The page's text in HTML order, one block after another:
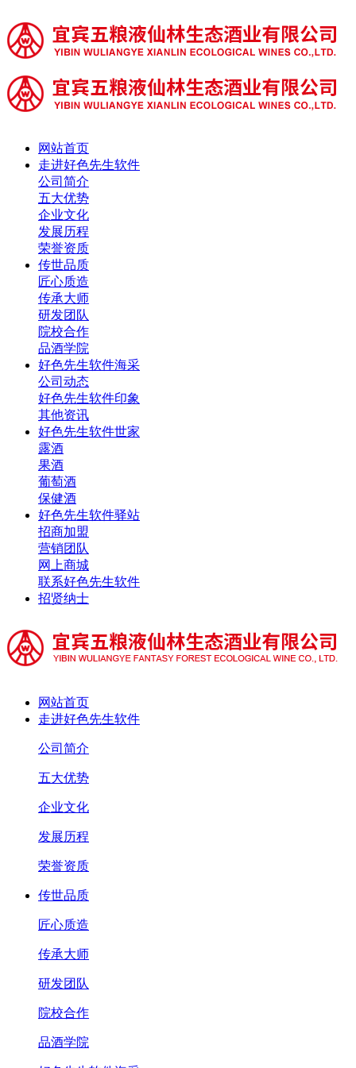
网站首页
走进好色先生软件
公司简介
五大优势
企业文化
发展历程
荣誉资质
传世品质
匠心质造
传承大师
研发团队
院校合作
品酒学院
好色先生软件海采
公司动态
好色先生软件印象
其他资讯
好色先生软件世家
露酒
果酒
葡萄酒
保健酒
好色先生软件驿站
招商加盟
营销团队
网上商城
联系好色先生软件
招贤纳士
网站首页
走进好色先生软件
公司简介
五大优势
企业文化
发展历程
荣誉资质
传世品质
匠心质造
传承大师
研发团队
院校合作
品酒学院